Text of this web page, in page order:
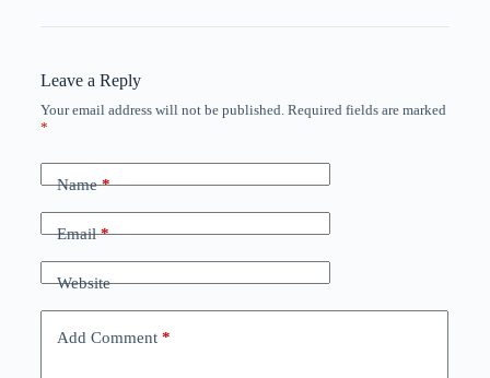
Leave a Reply
Your email address will not be published. Required fields are marked
*
Name*
Email*
Website
Add Comment*